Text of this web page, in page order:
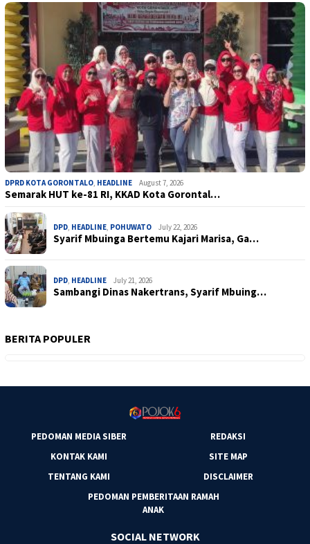
DPRD KOTA GORONTALO, HEADLINE August 7, 2026
Semarak HUT ke-81 RI, KKAD Kota Gorontal…
DPD, HEADLINE, POHUWATO July 22, 2026
Syarif Mbuinga Bertemu Kajari Marisa, Ga…
DPD, HEADLINE July 21, 2026
Sambangi Dinas Nakertrans, Syarif Mbuing…
BERITA POPULER
PEDOMAN MEDIA SIBER
REDAKSI
KONTAK KAMI
SITE MAP
TENTANG KAMI
DISCLAIMER
PEDOMAN PEMBERITAAN RAMAH
ANAK
SOCIAL NETWORK